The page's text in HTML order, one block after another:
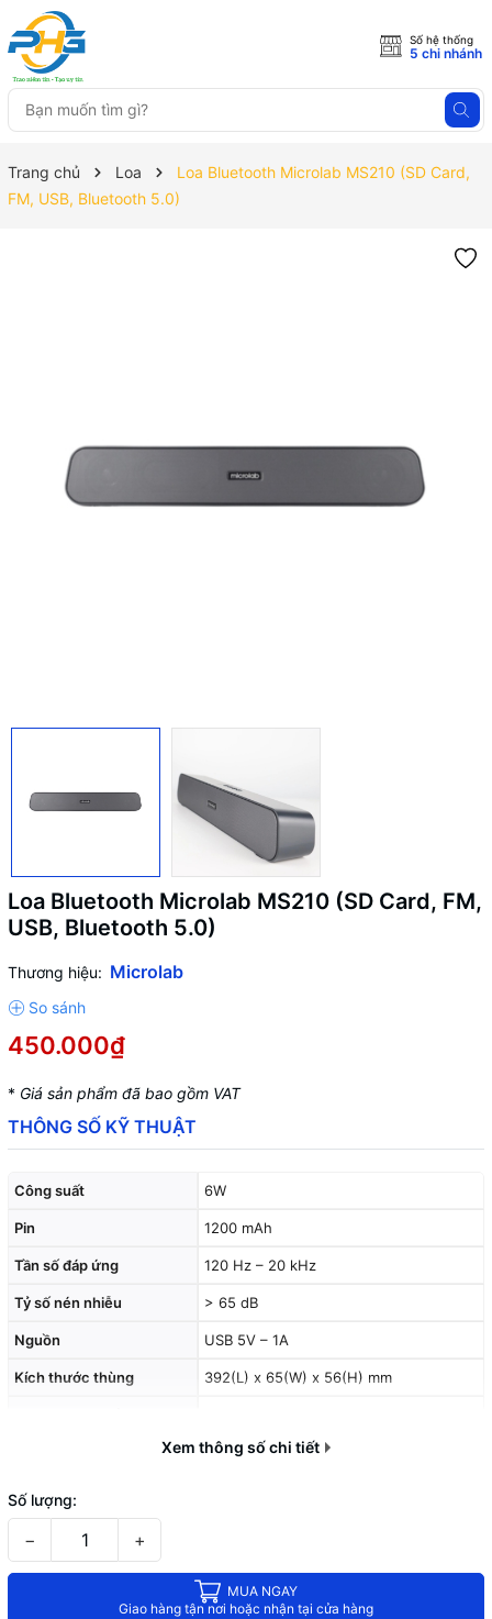
Số hệ thống
5 chi nhánh
Trang chủ Loa
Loa Bluetooth Microlab MS210 (SD Card,
FM, USB, Bluetooth 5.0)
Loa Bluetooth Microlab MS210 (SD Card, FM,
USB, Bluetooth 5.0)
Thương hiệu: Microlab
450.000₫
* Giá sản phẩm đã bao gồm VAT
THÔNG SỐ KỸ THUẬT
Công suất 6W
Pin 1200 mAh
Tần số đáp ứng 120 Hz – 20 kHz
Tỷ số nén nhiễu > 65 dB
Nguồn USB 5V – 1A
Kích thước thùng 392(L) x 65(W) x 56(H) mm
Xem thông số chi tiết
Số lượng:
− +
MUA NGAY
Giao hàng tận nơi hoặc nhận tại cửa hàng